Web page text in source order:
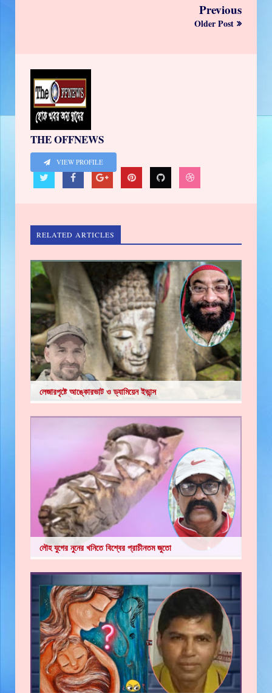
Previous
Older Post
THE OFFNEWS
VIEW PROFILE
RELATED ARTICLES
লেজারপৃষ্টে আঙ্কোরভাট ও ড্যামিয়েন ইভান্স
লৌহ যুগের নুনের খনিতে বিশ্বের প্রাচীনতম জুতো